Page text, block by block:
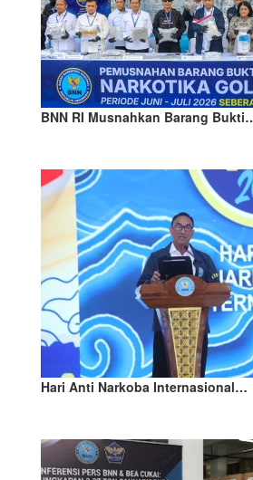
BNN RI Musnahkan Barang
Hari Anti Narkoba Internasional…